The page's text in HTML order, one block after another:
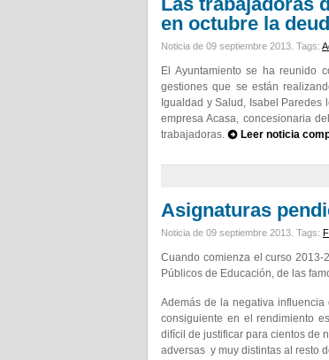
en octubre la
Noticia de 09 septiembre 2013. Tags:
El Ayuntamiento se ha reunido
gestiones que se están
Igualdad y Salud, Isabel
empresa Acasa, concesionaria
trabajadoras.
Leer noticia
Asignaturas
Noticia de 09 septiembre 2013. Tags:
Cuando comienza el curso 2013-
Públicos de Educación, de las
Además de la negativa
consiguiente en el rendimiento
difícil de justificar para cientos de
adversas y muy distintas al resto